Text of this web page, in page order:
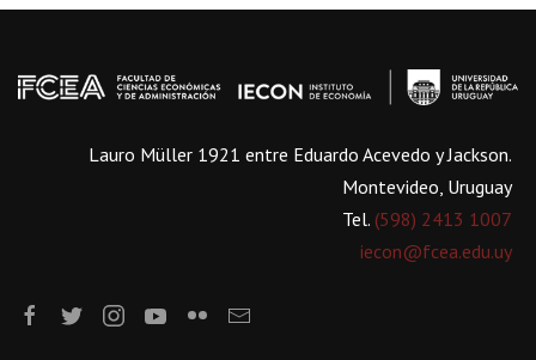
Lauro Müller 1921 entre Eduardo Acevedo y Jackson.
Montevideo, Uruguay
Tel. (598) 2413 1007
iecon@fcea.edu.uy